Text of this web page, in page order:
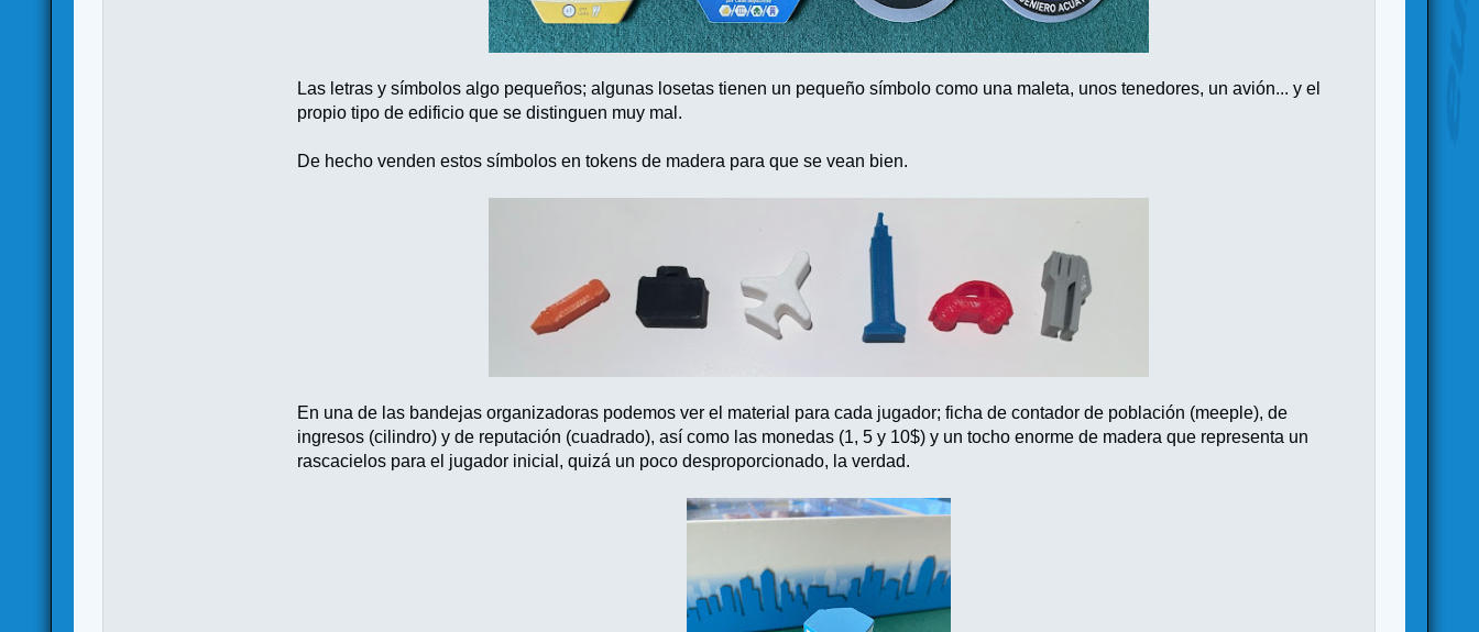
Las letras y símbolos algo pequeños; algunas losetas tienen un pequeño símbolo como una maleta, unos tenedores, un avión... y el
propio tipo de edificio que se distinguen muy mal.
De hecho venden estos símbolos en tokens de madera para que se vean bien.
En una de las bandejas organizadoras podemos ver el material para cada jugador; ficha de contador de población (meeple), de
ingresos (cilindro) y de reputación (cuadrado), así como las monedas (1, 5 y 10$) y un tocho enorme de madera que representa un
rascacielos para el jugador inicial, quizá un poco desproporcionado, la verdad.